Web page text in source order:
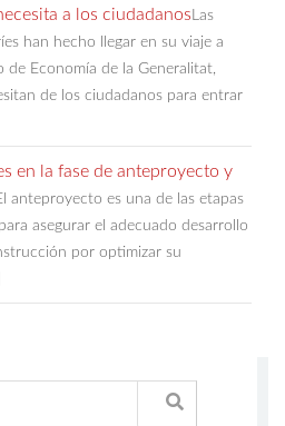
a los ciudadanos Las
han hecho llegar en su viaje a
de Economía de la Generalitat,
de los ciudadanos para entrar
en la fase de anteproyecto y
anteproyecto es una de las etapas
asegurar el adecuado desarrollo
por optimizar su